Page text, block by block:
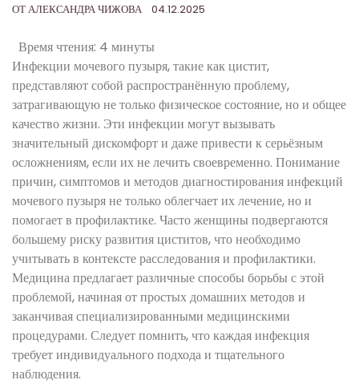
ОТАЛЕКСАНДРА ЧИЖОВА 04.12.2025
Время чтения: 4 минуты
Инфекции мочевого пузыря, такие как цистит,
представляют собой распространённую проблему,
затрагивающую не только физическое состояние, но и общее
качество жизни. Эти инфекции могут вызывать
значительный дискомфорт и даже привести к серьёзным
осложнениям, если их не лечить своевременно. Понимание
причин, симптомов и методов диагностирования инфекций
мочевого пузыря не только облегчает их лечение, но и
помогает в профилактике. Часто женщины подвергаются
большему риску развития циститов, что необходимо
учитывать в контексте расследования и профилактики.
Медицина предлагает различные способы борьбы с этой
проблемой, начиная от простых домашних методов и
заканчивая специализированными медицинскими
процедурами. Следует помнить, что каждая инфекция
требует индивидуального подхода и тщательного
наблюдения.